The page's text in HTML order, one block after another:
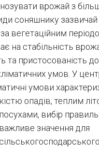
врожай з
соняшнику зазвичай
вегетаційним
на стабільність
та пристосованість до
умов. У
умови
опадів, теплим
вибір
значення для